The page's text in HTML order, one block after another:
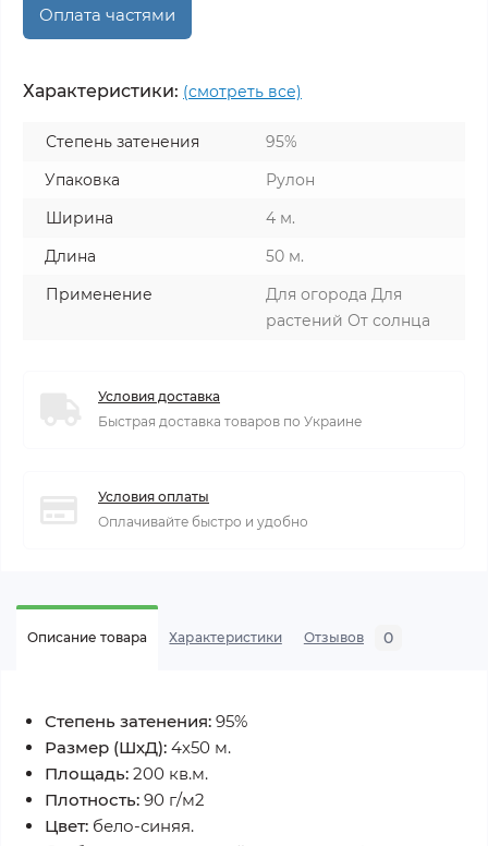
Оплата частями
Характеристики: (смотреть все)
Степень затенения
95%
Упаковка
Рулон
Ширина
4 м.
Длина
50 м.
Применение
Для огорода Для
растений От солнца
Условия доставка
Быстрая доставка товаров по Украине
Условия оплаты
Оплачивайте быстро и удобно
Описание товара Характеристики Отзывов 0
Степень затенения: 95%
Размер (ШхД): 4х50 м.
Площадь: 200 кв.м.
Плотность: 90 г/м2
Цвет: бело-синяя.